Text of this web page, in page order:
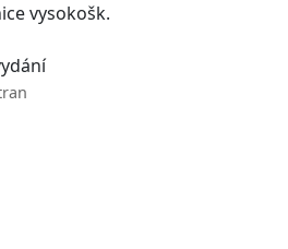
vysokošk.